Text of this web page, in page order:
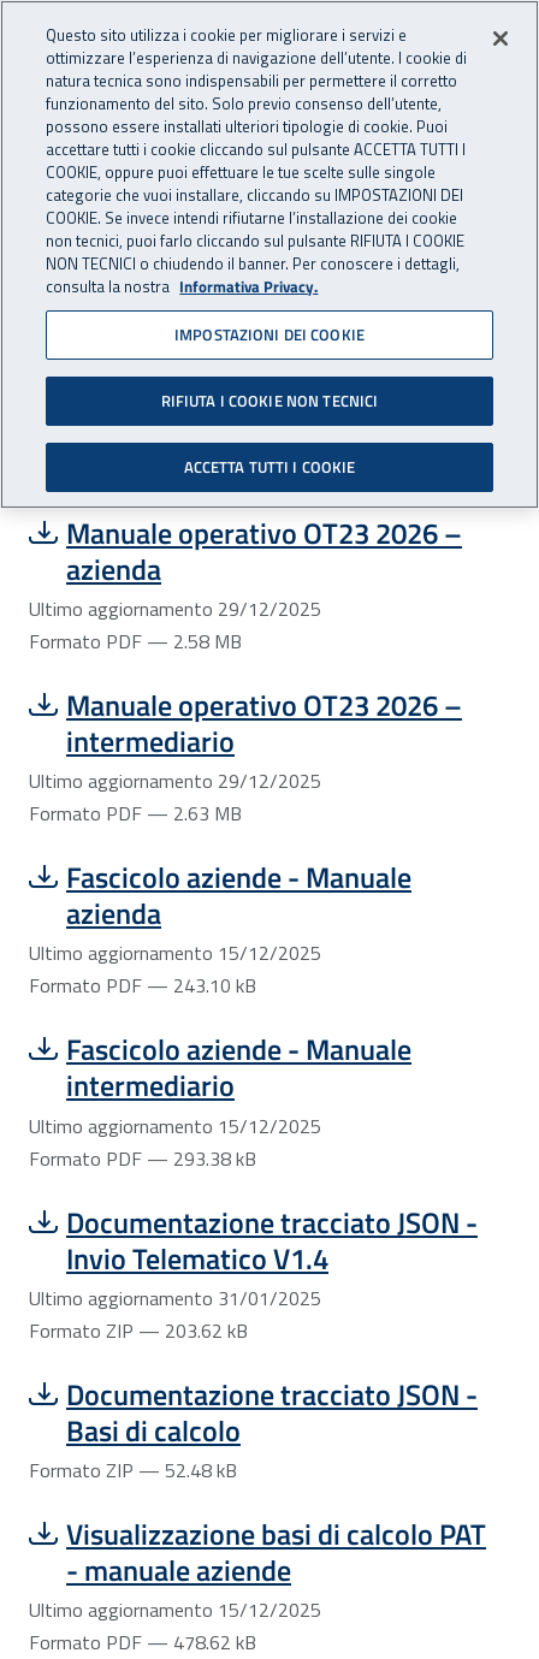
INAIL - Istituto Nazionale
Apri cerca
Navigazione principale
Navigazione - Ti trovi in:
Home Assistenza e supporto
Guide e manuali operativi
Pagamento del premio assicurativo-autoliquidazione
Pagamento del premio
assicurativo-
autoliquidazione
Scarica file:
Manuale operativo OT23 2026 –
azienda
Formato PDF — Dimensione 2.58 MB
Ultimo aggiornamento 29/12/2025
Formato PDF — 2.58 MB
Scarica file:
Manuale operativo OT23 2026 –
intermediario
Formato PDF — Dimensione 2.63 MB
Ultimo aggiornamento 29/12/2025
Formato PDF — 2.63 MB
Scarica file:
Fascicolo aziende - Manuale
azienda
Formato PDF — Dimensione 243.10 kB
Ultimo aggiornamento 15/12/2025
Formato PDF — 243.10 kB
Scarica file:
Fascicolo aziende - Manuale
intermediario
Formato PDF — Dimensione 293.38 kB
Ultimo aggiornamento 15/12/2025
Formato PDF — 293.38 kB
Scarica file:
Documentazione tracciato JSON -
Invio Telematico V1.4
Formato ZIP — Dimensione 203.62 kB
Ultimo aggiornamento 31/01/2025
Formato ZIP — 203.62 kB
Scarica file:
Documentazione tracciato JSON -
Basi di calcolo
Formato ZIP — Dimensione 52.48 kB
Formato ZIP — 52.48 kB
Scarica file:
Visualizzazione basi di calcolo PAT
- manuale aziende
Formato PDF — Dimensione 478.62 kB
Ultimo aggiornamento 15/12/2025
Formato PDF — 478.62 kB
Questo sito utilizza i cookie per migliorare i servizi e
ottimizzare l’esperienza di navigazione dell’utente. I cookie di
natura tecnica sono indispensabili per permettere il corretto
funzionamento del sito. Solo previo consenso dell’utente,
possono essere installati ulteriori tipologie di cookie. Puoi
accettare tutti i cookie cliccando sul pulsante ACCETTA TUTTI I
COOKIE, oppure puoi effettuare le tue scelte sulle singole
categorie che vuoi installare, cliccando su IMPOSTAZIONI DEI
COOKIE. Se invece intendi rifiutarne l’installazione dei cookie
non tecnici, puoi farlo cliccando sul pulsante RIFIUTA I COOKIE
NON TECNICI o chiudendo il banner. Per conoscere i dettagli,
consulta la nostra Informativa Privacy.
IMPOSTAZIONI DEI COOKIE
RIFIUTA I COOKIE NON TECNICI
ACCETTA TUTTI I COOKIE